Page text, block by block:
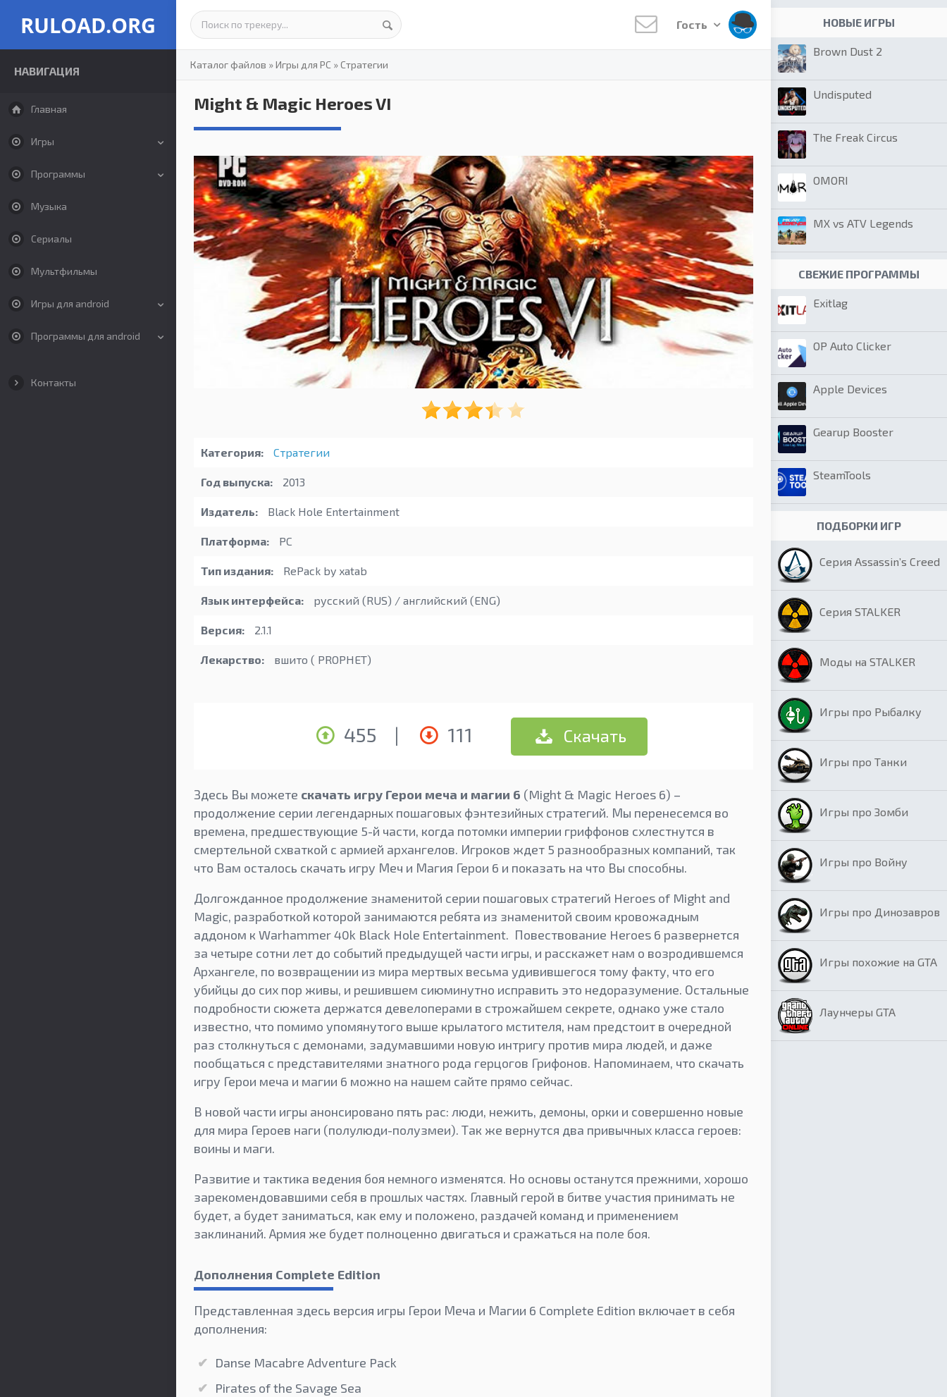
RULOAD.ORG
НАВИГАЦИЯ
Главная
Игры
Программы
Музыка
Сериалы
Мультфильмы
Игры для android
Программы для android
Контакты
Гость
Каталог файлов »Игры для PC »Стратегии
Might & Magic Heroes VI
Категория: Стратегии
Год выпуска: 2013
Издатель: Black Hole Entertainment
Платформа: PC
Тип издания: RePack by xatab
Язык интерфейса: русский (RUS) / английский (ENG)
Версия: 2.1.1
Лекарство: вшито ( PROPHET)
455 | 111 Скачать
Здесь Вы можете скачать игру Герои меча и магии 6 (Might & Magic Heroes 6) –
продолжение серии легендарных пошаговых фэнтезийных стратегий. Мы перенесемся во
времена, предшествующие 5-й части, когда потомки империи гриффонов схлестнутся в
смертельной схваткой с армией архангелов. Игроков ждет 5 разнообразных компаний, так
что Вам осталось скачать игру Меч и Магия Герои 6 и показать на что Вы способны.
Долгожданное продолжение знаменитой серии пошаговых стратегий Heroes of Might and
Magic, разработкой которой занимаются ребята из знаменитой своим кровожадным
аддоном к Warhammer 40k Black Hole Entertainment. Повествование Heroes 6 развернется
за четыре сотни лет до событий предыдущей части игры, и расскажет нам о возродившемся
Архангеле, по возвращении из мира мертвых весьма удивившегося тому факту, что его
убийцы до сих пор живы, и решившем сиюминутно исправить это недоразумение. Остальные
подробности сюжета держатся девелоперами в строжайшем секрете, однако уже стало
известно, что помимо упомянутого выше крылатого мстителя, нам предстоит в очередной
раз столкнуться с демонами, задумавшими новую интригу против мира людей, и даже
пообщаться с представителями знатного рода герцогов Грифонов. Напоминаем, что скачать
игру Герои меча и магии 6 можно на нашем сайте прямо сейчас.
В новой части игры анонсировано пять рас: люди, нежить, демоны, орки и совершенно новые
для мира Героев наги (полулюди-полузмеи). Так же вернутся два привычных класса героев:
воины и маги.
Развитие и тактика ведения боя немного изменятся. Но основы останутся прежними, хорошо
зарекомендовавшими себя в прошлых частях. Главный герой в битве участия принимать не
будет, а будет заниматься, как ему и положено, раздачей команд и применением
заклинаний. Армия же будет полноценно двигаться и сражаться на поле боя.
Дополнения Complete Edition
Представленная здесь версия игры Герои Меча и Магии 6 Complete Edition включает в себя
дополнения:
Danse Macabre Adventure Pack
Pirates of the Savage Sea
НОВЫЕ ИГРЫ
Brown Dust 2
Undisputed
The Freak Circus
OMORI
MX vs ATV Legends
СВЕЖИЕ ПРОГРАММЫ
Exitlag
OP Auto Clicker
Apple Devices
Gearup Booster
SteamTools
ПОДБОРКИ ИГР
Серия Assassin’s Creed
Серия STALKER
Моды на STALKER
Игры про Рыбалку
Игры про Танки
Игры про Зомби
Игры про Войну
Игры про Динозавров
Игры похожие на GTA
Лаунчеры GTA